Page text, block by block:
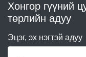
Хонгор гүүний
төрлийн адуу
Эцэг, эх нэгтэй адуу